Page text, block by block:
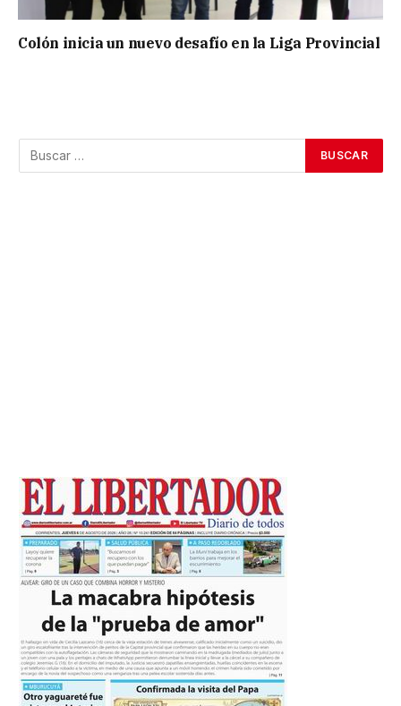
Colón inicia un nuevo desafío en la Liga Provincial